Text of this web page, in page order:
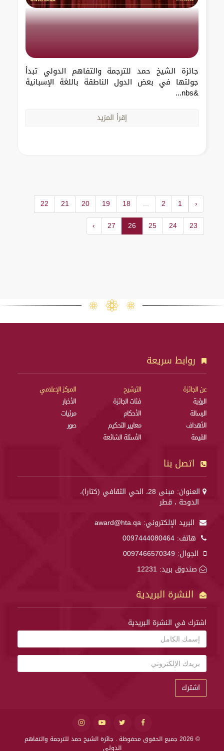
جائزة الشيخ حمد للترجمة والتفاهم الدولي تبدأ
جولتها في بعض الدول الناطقة باللغة الإسبانية
&nbs...
إقرأ المزيد
‹
1
2
...
18
19
20
21
22
23
24
25
26
27
›
روابط سريعة
عن الجائزة
الرؤية
الرسالة
الأهداف
القيمة
الترشيح
فئات الجائزة
الأحكام
معايير التحكيم
الأسئلة الشائعة
المركز الإعلامي
الأخبار
مرئيات
صور
اتصل بنا
العنوان: مبنى 28، الحي الثقافي (كتارا)،
الدوحة ، قطر
البريد الإلكتروني: award@hta.qa
هاتف: 0097444080464
الجوال: 0097466570349
صندوق بريد: 12231
النشرة البريدية
اشترك في النشرة البريدية
اشترك
© 2026 جميع الحقوق محفوظة .
جائزة الشيخ حمد للترجمة والتفاهم
الدولي